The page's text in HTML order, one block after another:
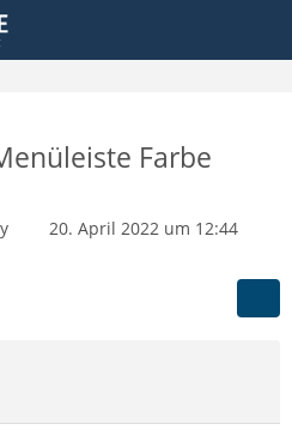
Farbe
20. April 2022 um 12:44